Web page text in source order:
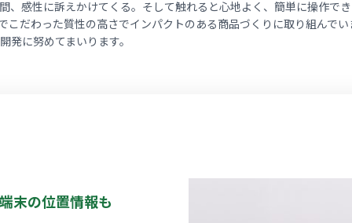
、感性に訴えかけてくる。そして触れると心地よく、簡単に操作で
だわった質性の高さでインパクトのある商品づくりに取り組んでい
発に努めてまいります。
末の位置情報も